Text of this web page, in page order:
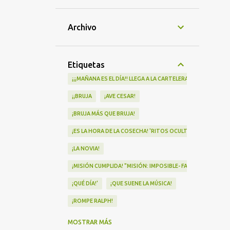
Archivo
Etiquetas
¡¡¡MAÑANA ES EL DÍA!! LLEGA A LA CARTELERA "MAD HEIDI"
¡¡BRUJA ¡AVE CESAR!
¡BRUJA MÁS QUE BRUJA!
¡ES LA HORA DE LA COSECHA! 'RITOS OCULTOS' LLEGA A
¡LA NOVIA!
¡MISIÓN CUMPLIDA! "MISIÓN: IMPOSIBLE- FALLOUT" Nº1 EN
¡QUÉ DÍA!' ¡QUE SUENE LA MÚSICA!
¡ROMPE RALPH!
¡VA POR NOSOTRAS!
MOSTRAR MÁS